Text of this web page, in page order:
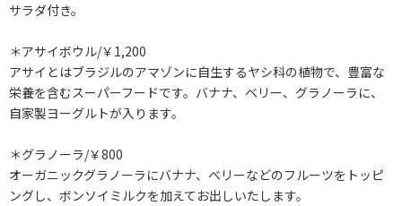
サラダ付き。
＊アサイボウル/￥1,200
アサイとはブラジルのアマゾンに自生するヤシ科の植物で、豊富な
栄養を含むスーパーフードです。バナナ、ベリー、グラノーラに、
自家製ヨーグルトが入ります。
＊グラノーラ/￥800
オーガニックグラノーラにバナナ、ベリーなどのフルーツをトッピ
ングし、ボンソイミルクを加えてお出しいたします。